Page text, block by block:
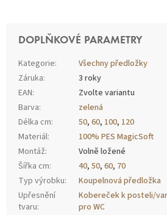
DOPLŇKOVÉ PARAMETRY
Kategorie:
Všechny předložky
Záruka:
3 roky
EAN:
Zvolte variantu
Barva:
zelená
Délka cm: 50, 60, 100, 120
Materiál:
100% PES MagicSoft
Montáž:
Volně ložené
Šířka cm: 40, 50, 60, 70
Typ výrobku:
Koupelnová předložka
Upřesnění
tvaru:
Kobereček k posteli/
pro WC